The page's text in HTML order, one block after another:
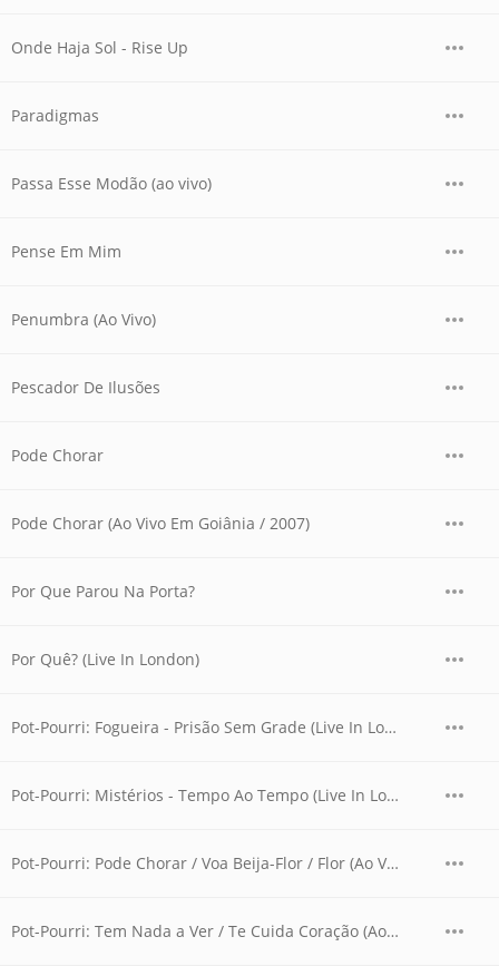
Onde Haja Sol - Rise Up
Paradigmas
Passa Esse Modão (ao vivo)
Pense Em Mim
Penumbra (Ao Vivo)
Pescador De Ilusões
Pode Chorar
Pode Chorar (Ao Vivo Em Goiânia / 2007)
Por Que Parou Na Porta?
Por Quê? (Live In London)
Pot-Pourri: Fogueira - Prisão Sem Grade (Live In London)
Pot-Pourri: Mistérios - Tempo Ao Tempo (Live In London)
Pot-Pourri: Pode Chorar / Voa Beija-Flor / Flor (Ao Vivo)
Pot-Pourri: Tem Nada a Ver / Te Cuida Coração (Ao Vivo)